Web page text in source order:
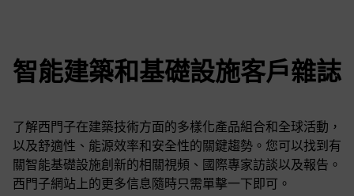
智能建築和基礎設施客戶雜誌
了解西門子在建築技術方面的多樣化產品組合和全球活動，
以及舒適性、能源效率和安全性的關鍵趨勢。您可以找到有
關智能基礎設施創新的相關視頻、國際專家訪談以及報告。
西門子網站上的更多信息隨時只需單擊一下即可。